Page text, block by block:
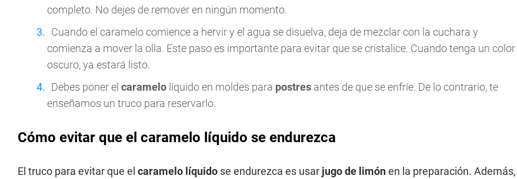
completo. No dejes de remover en ningún momento.
Cuando el caramelo comience a hervir y el agua se disuelva, deja de mezclar con la cuchara y
comienza a mover la olla. Este paso es importante para evitar que se cristalice. Cuando tenga un color
oscuro, ya estará listo.
Debes poner el caramelo líquido en moldes para postres antes de que se enfríe. De lo contrario, te
enseñamos un truco para reservarlo.
Cómo evitar que el caramelo líquido se endurezca
El truco para evitar que el caramelo líquido se endurezca es usar jugo de limónen la preparación. Además,